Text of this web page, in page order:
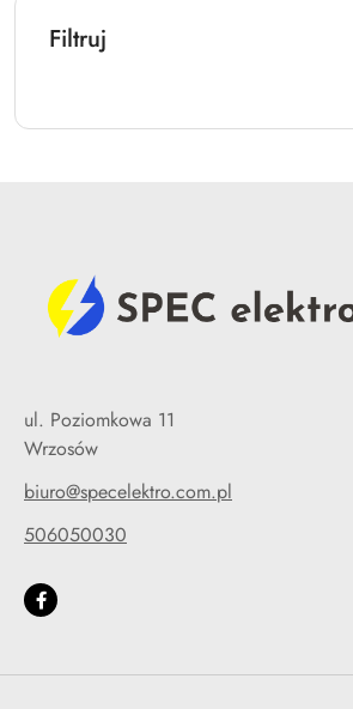
Filtruj
ul. Poziomkowa 11
Wrzosów
biuro@specelektro.com.pl
506050030